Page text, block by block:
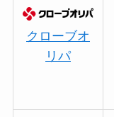
クローブオ
リパ